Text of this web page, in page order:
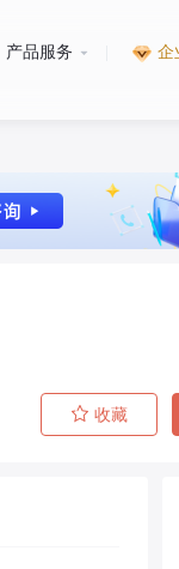
产品服务 企
收藏